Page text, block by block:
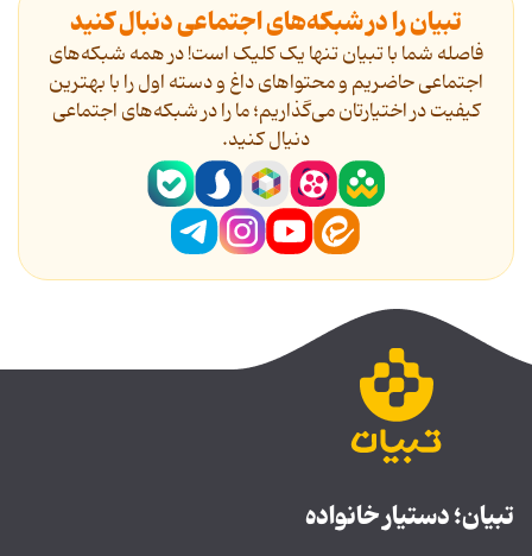
تبیان را در شبکه‌های اجتماعی دنبال کنید
فاصله شما با تبیان تنها یک کلیک است! در همه شبکه‌های
اجتماعی حاضریم و محتواهای داغ و دسته اول را با بهترین
کیفیت در اختیارتان می‌گذاریم؛ ما را در شبکه‌های اجتماعی
دنیال کنید.
تبیان؛ دستیار خانواده